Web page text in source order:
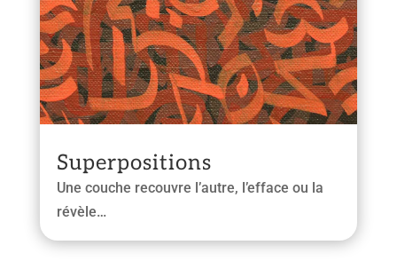
Superpositions
Une couche recouvre l’autre, l’efface ou la
révèle…